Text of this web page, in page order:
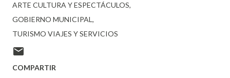
ARTE CULTURA Y ESPECTÁCULOS
GOBIERNO MUNICIPAL
TURISMO VIAJES Y SERVICIOS
COMPARTIR